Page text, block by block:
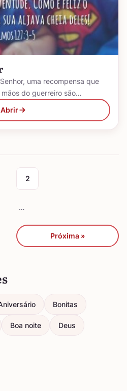
uma recompensa que
do guerreiro são…
Abrir
2
…
Próxima »
Bonitas
Boa noite Deus